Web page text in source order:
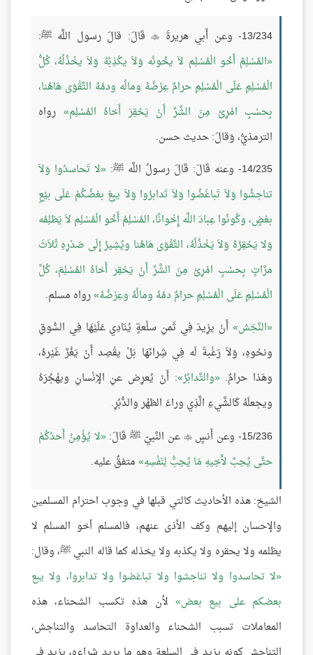
13/234- وعن أَبي هريرةَ قَالَ: قالَ رسول اللَّه ﷺ:
المُسْلِمُ أَخُو الْمُسْلِم لاَ يخُونُه وَلاَ يكْذِبُهُ وَلاَ يخْذُلُهُ، كُلُّ
الْمُسْلِمِ عَلَى الْمُسْلِمِ حرامٌ عِرْضُهُ ومالُه ودمُهُ التَّقْوَى هَاهُنا،
بِحسْبِ امْرِئ مِنَ الشَّرِّ أَنْ يَحْقِرَ أَخاهُ المُسْلِم
رواه
الترمذيُّ، وَقالَ: حديث حسن.
14/235- وعنه قَالَ: قَالَ رسولُ اللَّه ﷺ:
لا تَحاسدُوا وَلاَ
تناجشُوا وَلاَ تَباغَضُوا وَلاَ تَدابرُوا وَلاَ يبِعْ بعْضُكُمْ عَلَى بيْعِ
بعْضٍ، وكُونُوا عِبادَ اللَّه إِخْوانًا، المُسْلِمُ أَخُو الْمُسْلِم لاَ يَظلِمُه
وَلا يَحْقِرُهُ وَلاَ يَخْذُلُهُ، التَّقْوَى هَاهُنا ويُشِيرُ إِلَى صَدْرِهِ ثَلاَثَ
مرَّاتٍ بِحسْبِ امْرِئ مِنَ الشَّرِّ أَنْ يَحْقِر أَخاهُ المُسْلِمَ، كُلَّ
الْمُسْلِمِ عَلَى الْمُسْلِمِ حرامٌ دمُهُ ومالُهُ وعِرْضُهُ رواه مسلم.
النَّجَش أَنْ يزِيدَ فِي ثَمنِ سلْعةٍ يُنَادِي عَلَيْهَا فِي السُّوقِ
ونحْوهِ، وَلاَ رَغْبةَ لَه فِي شِرائهَا بَلْ يقْصِد أَنْ يَغُرَّ غَيْرهُ،
وهَذا حرامٌ. والتَّدابُرُ : أَنْ يُعرِض عنِ الإِنْسانِ ويهْجُرَهُ
ويجعلَهُ كَالشَّيءِ الَّذِي وراءَ الظهْر والدُّبُرِ.
15/236- وعن أَنسٍ
 عن النَّبيّ ﷺ قَالَ: لا يُؤْمِنُ أَحدُكُمْ
حتَّى يُحِبَّ لأَخِيهِ مَا يُحِبُّ لِنَفْسِهِ متفقٌ عليه.
الشيخ: هذه الأحاديث كالتي قبلها في وجوب احترام المسلمين
والإحسان إليهم وكف الأذى عنهم، فالمسلم أخو المسلم لا
يظلمه ولا يحقره ولا يكذبه ولا يخذله كما قاله النبي ﷺ، وقال:
لا تحاسدوا ولا تناجشوا ولا تباغضوا ولا تدابروا، ولا يبع
بعضكم على بيع بعض
لأن هذه تكسب الشحناء، هذه
المعاملات تسبب الشحناء والعداوة التحاسد والتناجش،